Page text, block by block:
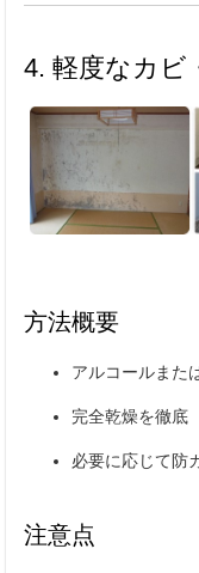
4. 軽度なカビ
方法概要
アルコールまた
完全乾燥を徹底
必要に応じて防
注意点